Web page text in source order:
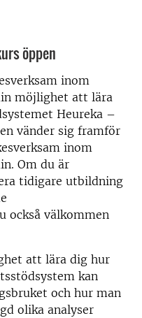
öppen
inom
möjlighet att lära
Heureka –
vänder sig framför
inom
Om du är
tidigare utbildning
också välkommen
att lära dig hur
kan
och hur man
olika analyser